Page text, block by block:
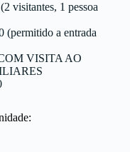
visitantes, 1 pessoa
(permitido a entrada
VISITA AO